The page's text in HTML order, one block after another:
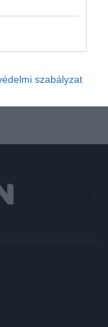
szabályzat
miután